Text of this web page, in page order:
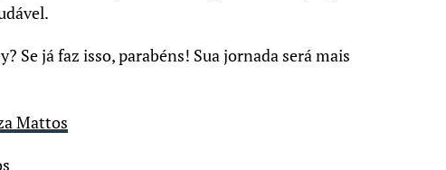
Se já faz isso, parabéns! Sua jornada será mais
Mattos